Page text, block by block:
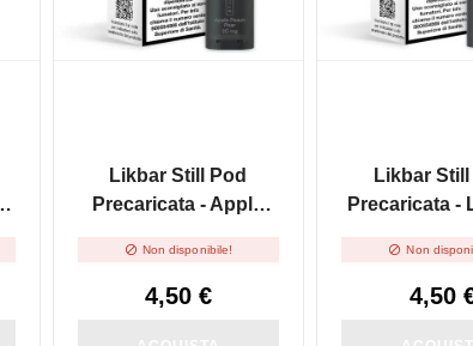
Likbar Still Pod
Precaricata - Apple
 Non disponibile!
4,50 €
Likbar Still
Precaricata -
 Non
4,50